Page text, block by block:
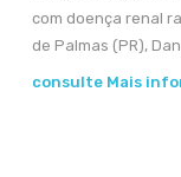
com doença renal
de Palmas (PR),
consulte Mais